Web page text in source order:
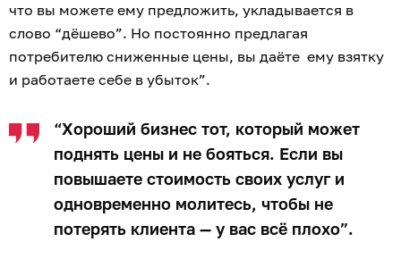
что вы можете ему предложить, укладывается в
слово “дёшево”. Но постоянно предлагая
потребителю сниженные цены, вы даёте ему взятку
и работаете себе в убыток”.
“Хороший бизнес тот, который может
поднять цены и не бояться. Если вы
повышаете стоимость своих услуг и
одновременно молитесь, чтобы не
потерять клиента — у вас всё плохо”.